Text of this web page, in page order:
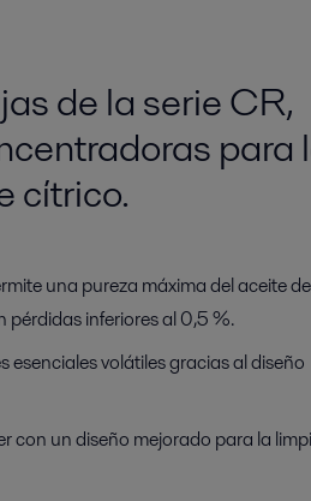
de la serie CR,
para
cítrico.
una pureza máxima del aceite
pérdidas inferiores al 0,5 %.
volátiles gracias al diseño
con un diseño mejorado para la